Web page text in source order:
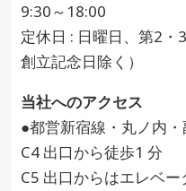
9:30～18:00
定休日 : 日曜日、第2・
創立記念日除く）
当社へのアクセス
●都営新宿線・丸ノ内・
C4 出口から徒歩1 分
C5 出口からはエレベ